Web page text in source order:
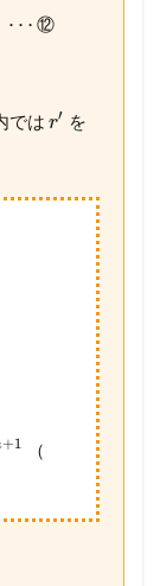
⋯ ⑫
では r′ を
+1 （